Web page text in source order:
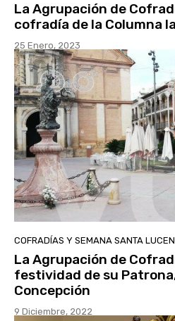
La Agrupación de
cofradía de la Columna
25 Enero, 2023
COFRADÍAS Y SEMANA SANTA
La Agrupación de
festividad de su
Concepción
9 Diciembre, 2022